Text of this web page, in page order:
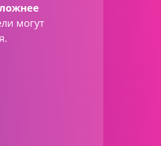
могут